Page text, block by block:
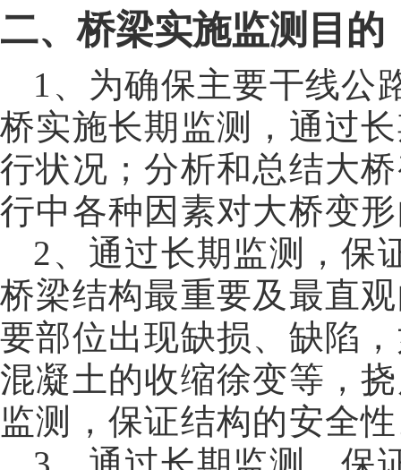
二、桥梁实施监测目的
1 、为确保主要干线公
桥实施长期监测，通过
行状况；分析和总结大
行中各种因素对大桥变
2、通过长期监测，保
桥梁结构最重要及最直
要部位出现缺损、缺陷
混凝土的收缩徐变等，
监测，保证结构的安全